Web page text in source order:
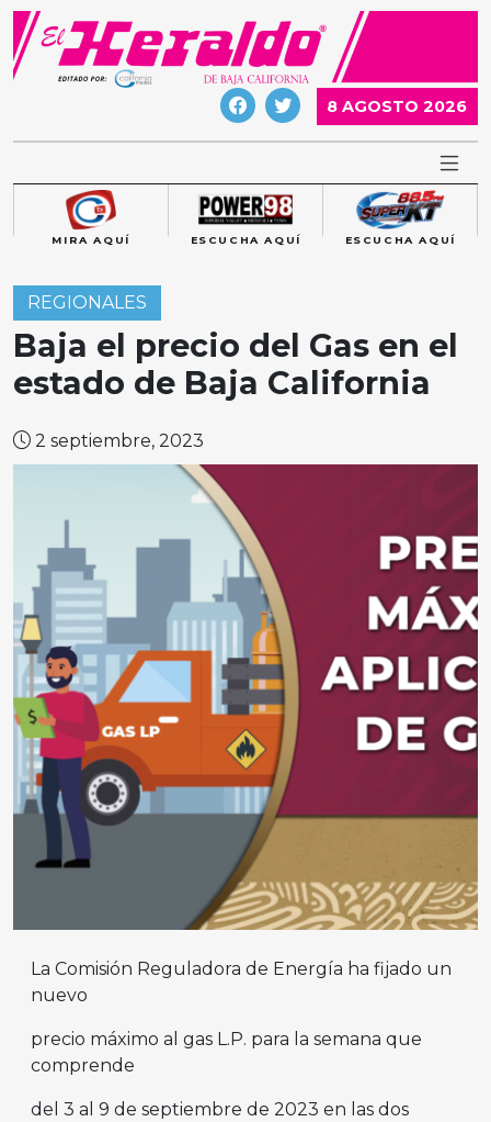
Skip
content
8 AGOSTO 2026
MIRA AQUÍ ESCUCHA AQUÍ ESCUCHA AQUÍ
REGIONALES
Baja el precio del Gas en el
estado de Baja California
2 septiembre, 2023
La Comisión Reguladora de Energía ha fijado un
nuevo
precio máximo al gas L.P. para la semana que
comprende
del 3 al 9 de septiembre de 2023 en las dos